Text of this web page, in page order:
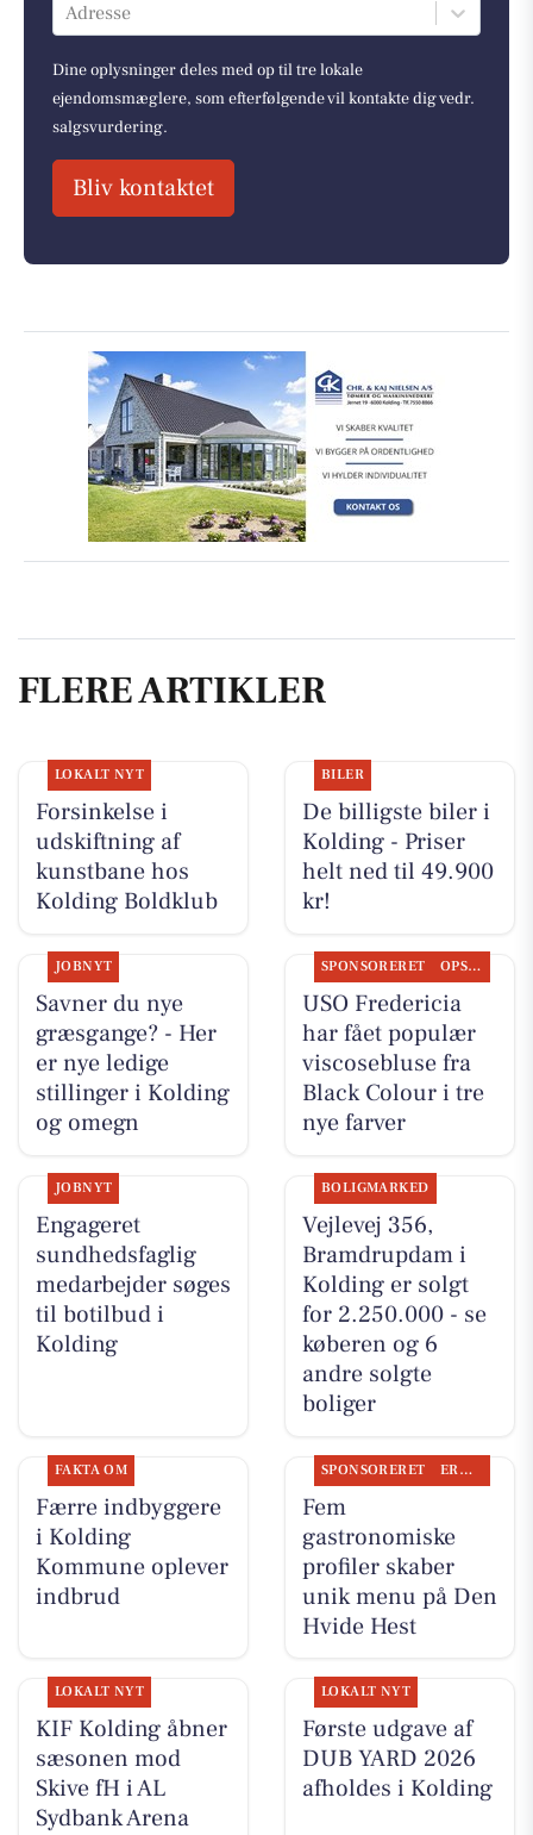
Adresse
Dine oplysninger deles med op til tre lokale
ejendomsmæglere, som efterfølgende vil kontakte dig vedr.
salgsvurdering.
Bliv kontaktet
FLERE ARTIKLER
LOKALT NYT
Forsinkelse i
udskiftning af
kunstbane hos
Kolding Boldklub
BILER
De billigste biler i
Kolding - Priser
helt ned til 49.900
kr!
JOBNYT
Savner du nye
græsgange? - Her
er nye ledige
stillinger i Kolding
og omegn
SPONSORERET OPSLAGSTAVLEN
USO Fredericia
har fået populær
viscosebluse fra
Black Colour i tre
nye farver
JOBNYT
Engageret
sundhedsfaglig
medarbejder søges
til botilbud i
Kolding
BOLIGMARKED
Vejlevej 356,
Bramdrupdam i
Kolding er solgt
for 2.250.000 - se
køberen og 6
andre solgte
boliger
FAKTA OM
Færre indbyggere
i Kolding
Kommune oplever
indbrud
SPONSORERET ERHVERV
Fem
gastronomiske
profiler skaber
unik menu på Den
Hvide Hest
LOKALT NYT
KIF Kolding åbner
sæsonen mod
Skive fH i AL
Sydbank Arena
LOKALT NYT
Første udgave af
DUB YARD 2026
afholdes i Kolding